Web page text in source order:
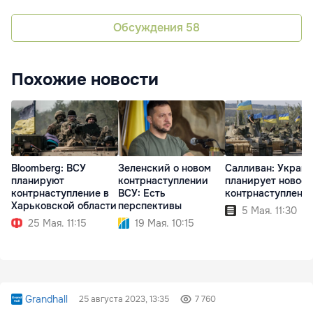
Обсуждения 58
Похожие новости
Bloomberg: ВСУ
планируют
контрнаступление в
Харьковской области
25 Мая. 11:15
Зеленский о новом
контрнаступлении
ВСУ: Есть
перспективы
19 Мая. 10:15
Салливан:
планирует новое
5 Мая. 11:30
Grandhall 25 августа 2023, 13:35 7 760